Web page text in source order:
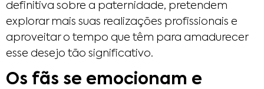
definitiva sobre a paternidade, pretendem
explorar mais suas realizações profissionais e
aproveitar o tempo que têm para amadurecer
esse desejo tão significativo.
Os fãs se emocionam e